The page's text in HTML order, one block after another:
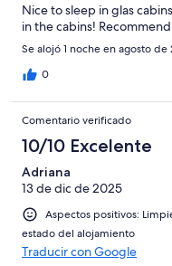
Nice to sleep in glas
in the cabins!
Se alojó 1 noche en agosto de
0
Comentario verificado
10/10 Excelente
Adriana
13 de dic de 2025
Aspectos positivos:
estado del alojamiento
Traducir con Google